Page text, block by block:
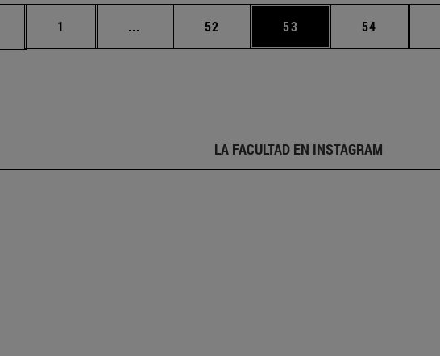
Página
1 ... Páginas intermedias Use TAB para desplazarse.
Página
52 Página
53 Página
54
LA FACULTAD EN INSTAGRAM